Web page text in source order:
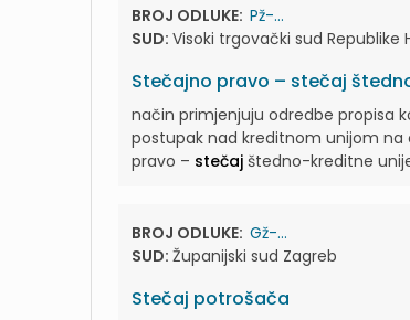
BROJ ODLUKE: Pž-...
SUD: Visoki trgovački sud Republike
Stečajno pravo – stečaj
način primjenjuju odredbe propisa
postupak nad kreditnom unijom na
pravo – stečaj štedno-kreditne
BROJ ODLUKE: Gž-...
SUD: Županijski sud Zagreb
Stečaj potrošača